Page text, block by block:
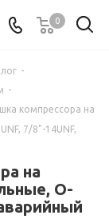
0
-
-
компрессора на
7/8"-14UNF,
на
O-